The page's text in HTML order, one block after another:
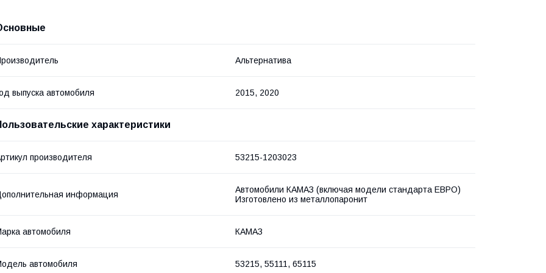
Альтернатива
выпуска автомобиля 2015, 2020
характеристики
производителя 53215-1203023
информация
Автомобили КАМАЗ (включая модели стандарта ЕВРО)
Изготовлено из металлопаронит
автомобиля КАМАЗ
автомобиля 53215, 55111, 65115